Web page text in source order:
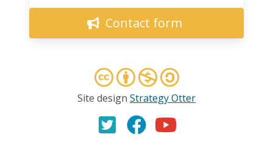
Contact form
Site design Strategy Otter